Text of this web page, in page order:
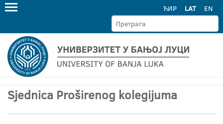
ЋИР LAT EN
Sjednica Proširenog kolegijuma